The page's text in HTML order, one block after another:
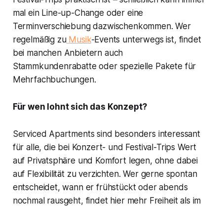
mal ein Line-up-Change oder eine
Terminverschiebung dazwischenkommen. Wer
regelmäßig zu Musik-Events unterwegs ist, findet
bei manchen Anbietern auch
Stammkundenrabatte oder spezielle Pakete für
Mehrfachbuchungen.
Für wen lohnt sich das Konzept?
Serviced Apartments sind besonders interessant
für alle, die bei Konzert- und Festival-Trips Wert
auf Privatsphäre und Komfort legen, ohne dabei
auf Flexibilität zu verzichten. Wer gerne spontan
entscheidet, wann er frühstückt oder abends
nochmal rausgeht, findet hier mehr Freiheit als im